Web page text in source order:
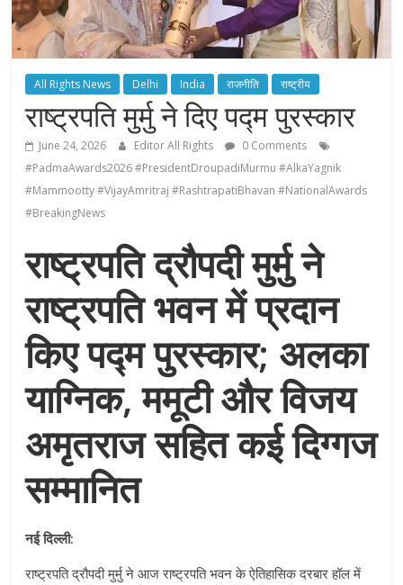
All Rights News Delhi India राजनीति राष्ट्रीय
राष्ट्रपति मुर्मु ने दिए पद्म पुरस्कार
June 24, 2026 Editor All Rights
0 Comments
#PadmaAwards2026 #PresidentDroupadiMurmu #AlkaYagnik
#Mammootty #VijayAmritraj #RashtrapatiBhavan #NationalAwards
#BreakingNews
राष्ट्रपति द्रौपदी मुर्मु ने
राष्ट्रपति भवन में प्रदान
किए पद्म पुरस्कार; अलका
याग्निक, ममूटी और विजय
अमृतराज सहित कई दिग्गज
सम्मानित
नई दिल्ली:
राष्ट्रपति द्रौपदी मुर्मु ने आज राष्ट्रपति भवन के ऐतिहासिक दरबार हॉल में